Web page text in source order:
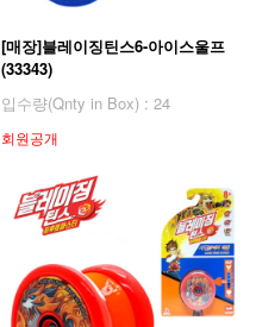
[매장]블레이징틴스6-아이스울프
(33343)
입수량(Qnty in Box) : 24
회원공개